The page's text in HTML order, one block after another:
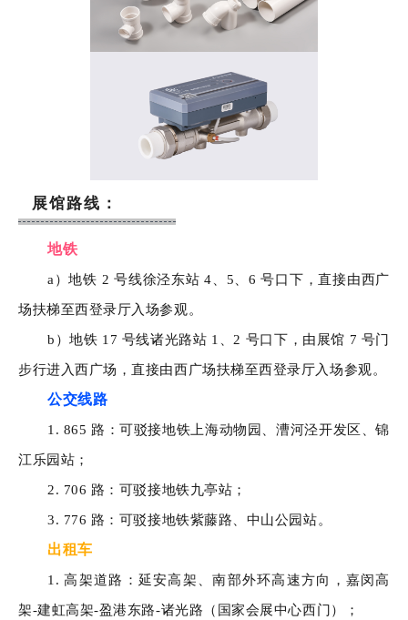
展馆路线：
地铁
a）地铁 2 号线徐泾东站 4、5、6 号口下，直接由西广
场扶梯至西登录厅入场参观。
b）地铁 17 号线诸光路站 1、2 号口下，由展馆 7 号门
步行进入西广场，直接由西广场扶梯至西登录厅入场参观。
公交线路
1. 865 路：可驳接地铁上海动物园、漕河泾开发区、锦
江乐园站；
2. 706 路：可驳接地铁九亭站；
3. 776 路：可驳接地铁紫藤路、中山公园站。
出租车
1. 高架道路：延安高架、南部外环高速方向，嘉闵高
架-建虹高架-盈港东路-诸光路（国家会展中心西门）；